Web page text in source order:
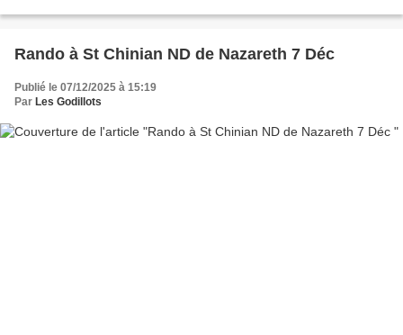
Rando à St Chinian ND de Nazareth 7 Déc
Publié le 07/12/2025 à 15:19
Par Les Godillots